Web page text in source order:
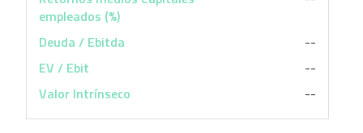
empleados (%)
Deuda / Ebitda
--
EV / Ebit
--
Valor Intrínseco
--